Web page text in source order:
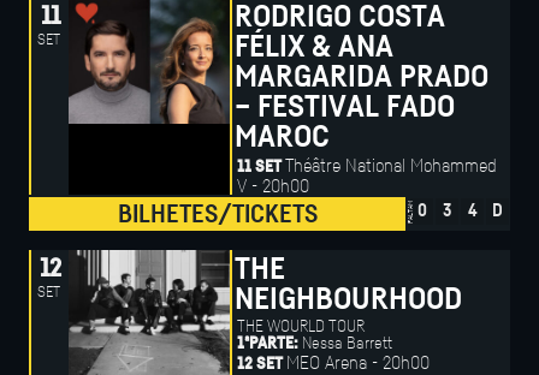
11
SET
RODRIGO COSTA
FÉLIX & ANA
MARGARIDA PRADO
– FESTIVAL FADO
MAROC
11 SET Théâtre National Mohammed
V - 20h00
BILHETES/TICKETS FALTAM 0 3 4 D
12
SET
THE
NEIGHBOURHOOD
THE WOURLD TOUR
1ªPARTE:Nessa Barrett
12 SET MEO Arena - 20h00